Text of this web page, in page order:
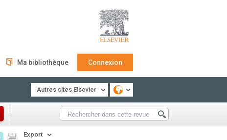
Ma bibliothèque Connexion
Autres sites Elsevier
Export